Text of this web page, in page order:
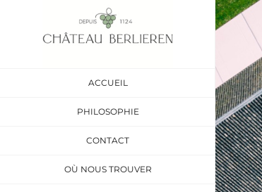
ACCUEIL
PHILOSOPHIE
CONTACT
OÙ NOUS TROUVER